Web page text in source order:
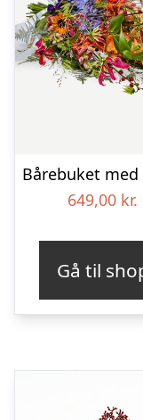
649,00 kr.
Gå til